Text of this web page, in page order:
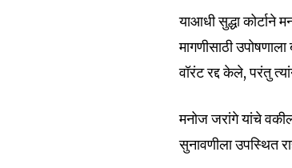
याआधी सुद्धा कोर्टाने
मागणीसाठी
वॉरंट रद्द केले, परंतु
मनोज जरांगे यांचे
सुनावणीला उपस्थित